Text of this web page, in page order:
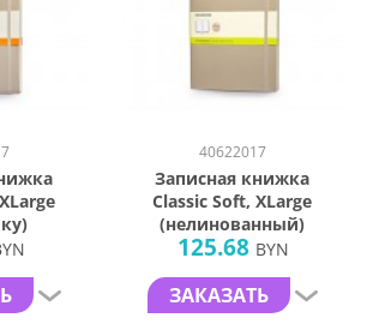
40622017
Записная книжка
Classic Soft, ХLarge
(нелинованный)
125.68 BYN
ЗАКАЗАТЬ